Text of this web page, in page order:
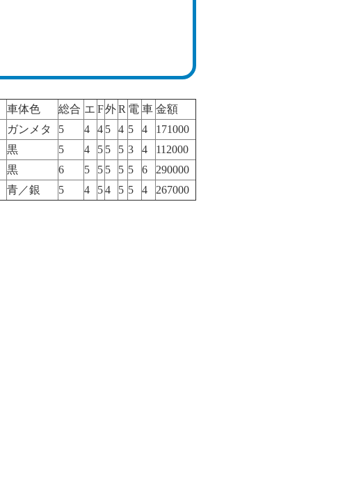
車体色 総合 エ F外R 電 車 金額
ガンメタ 5 4 4 5 4 5 4
171000
黒 5 4 5 5 5 3 4
112000
黒 6 5 5 5 5 5 6
290000
青／銀 5 4 54 5 5 4 267000